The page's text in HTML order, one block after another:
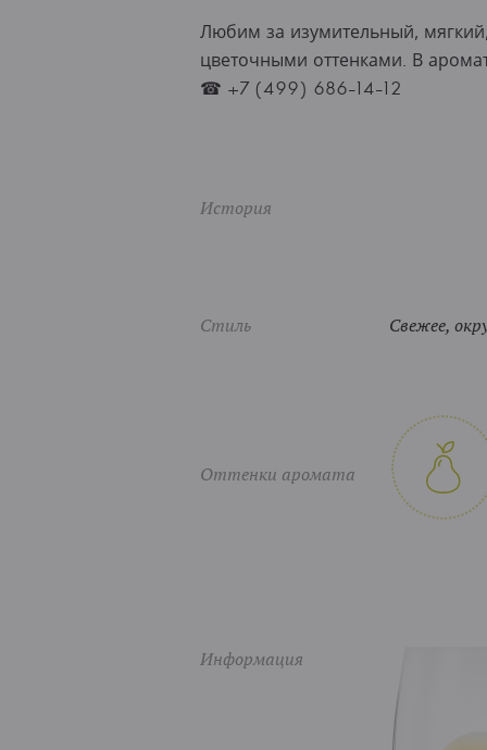
Любим за изумительный,
цветочными оттенками. В
☎ +7 (499) 686-14-12
История
Стиль Свежее,
Оттенки аромата
Информация